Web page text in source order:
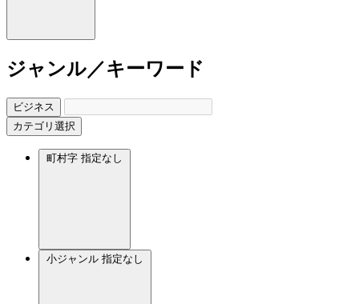
ジャンル／キーワード
ビジネス
カテゴリ選択
町村字 指定なし
小ジャンル 指定なし